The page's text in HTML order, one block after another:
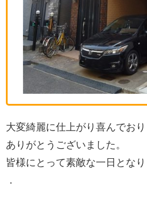
大変綺麗に仕上がり喜んでおり
ありがとうございました。
皆様にとって素敵な一日となり